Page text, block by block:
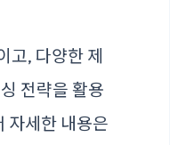
고, 다양한 제
전략을 활용
자세한 내용은